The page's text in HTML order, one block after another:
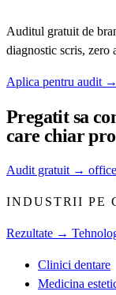
Auditul gratuit de
diagnostic scris, zero
Aplica pentru audit →
Pregatit sa
care chiar
Audit gratuit →
INDUSTRII PE
Rezultate →
Clinici dentare
Medicina